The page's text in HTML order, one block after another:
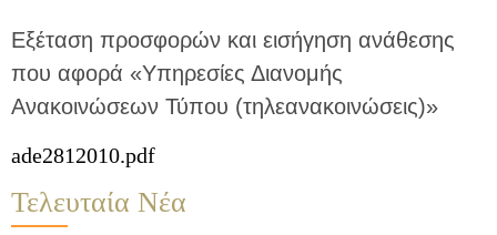
Εξέταση προσφορών και εισήγηση ανάθεσης
που αφορά «Υπηρεσίες Διανομής
Ανακοινώσεων Τύπου (τηλεανακοινώσεις)»
ade2812010.pdf
Τελευταία Νέα